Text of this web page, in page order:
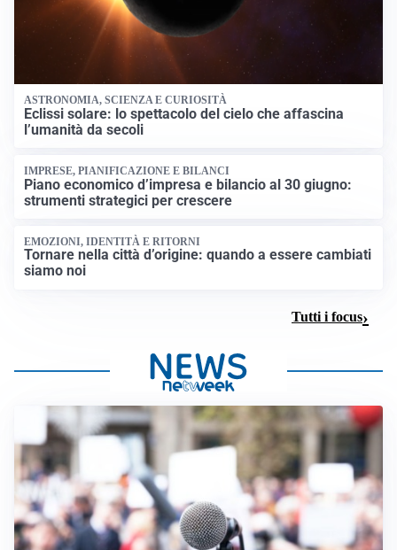
ASTRONOMIA, SCIENZA E CURIOSITÀ
Eclissi solare: lo spettacolo del cielo che affascina
l’umanità da secoli
IMPRESE, PIANIFICAZIONE E BILANCI
Piano economico d’impresa e bilancio al 30 giugno:
strumenti strategici per crescere
EMOZIONI, IDENTITÀ E RITORNI
Tornare nella città d’origine: quando a essere cambiati
siamo noi
Tutti i focus